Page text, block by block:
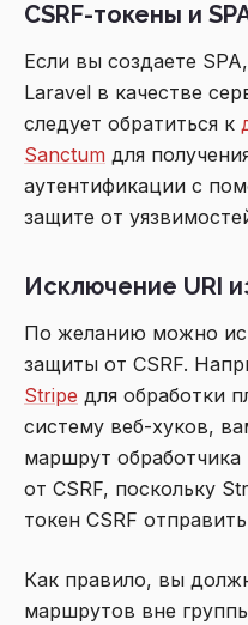
CSRF-токены и
Если вы создаете
Laravel в качестве
следует обратиться к
Sanctum для
аутентификации с
защите от
Исключение URI
По желанию можно
защиты от CSRF.
Stripe для обработки
систему веб-хуков,
маршрут
от CSRF, поскольку
токен CSRF
Как правило, вы
маршрутов вне